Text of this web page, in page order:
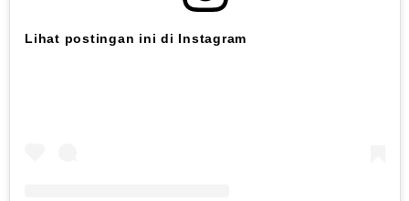
Lihat postingan ini di Instagram